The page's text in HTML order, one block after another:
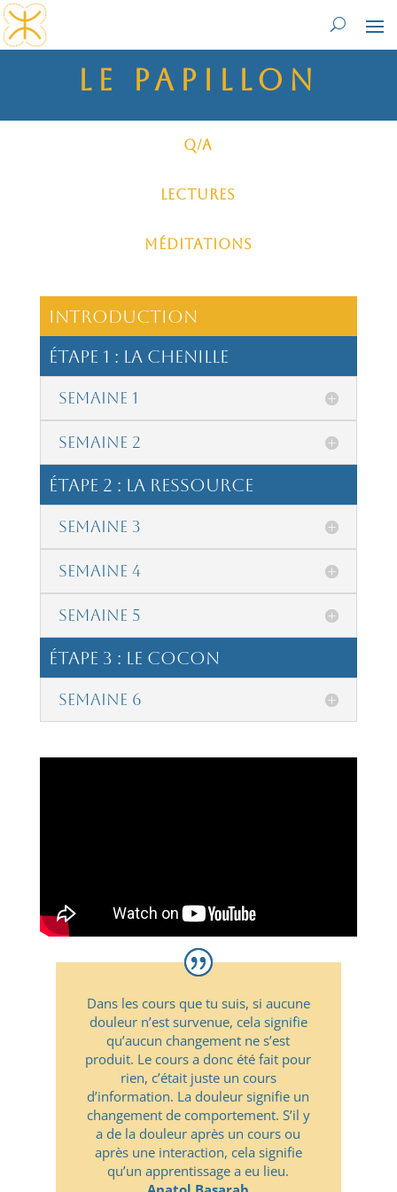
le papillon
Q/A
Lectures
Méditations
introduction
étape 1 : La Chenille
Semaine 1
Semaine 2
étape 2 : La Ressource
Semaine 3
Semaine 4
Semaine 5
étape 3 : Le Cocon
Semaine 6
Dans les cours que tu suis, si aucune
douleur n’est survenue, cela signifie
qu’aucun changement ne s’est
produit. Le cours a donc été fait pour
rien, c’était juste un cours
d’information. La douleur signifie un
changement de comportement. S’il y
a de la douleur après un cours ou
après une interaction, cela signifie
qu’un apprentissage a eu lieu.